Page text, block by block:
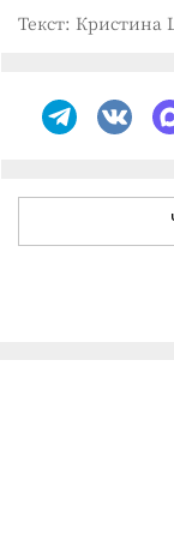
Текст: Кристина